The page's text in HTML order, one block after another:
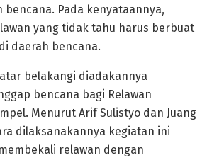
bencana. Pada kenyataannya,
yang tidak tahu harus berbuat
daerah bencana.
belakangi diadakannya
bencana bagi Relawan
Menurut Arif Sulistyo dan Juang
dilaksanakannya kegiatan ini
relawan dengan